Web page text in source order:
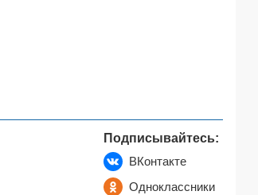
Подписывайтесь:
ВКонтакте
Одноклассники